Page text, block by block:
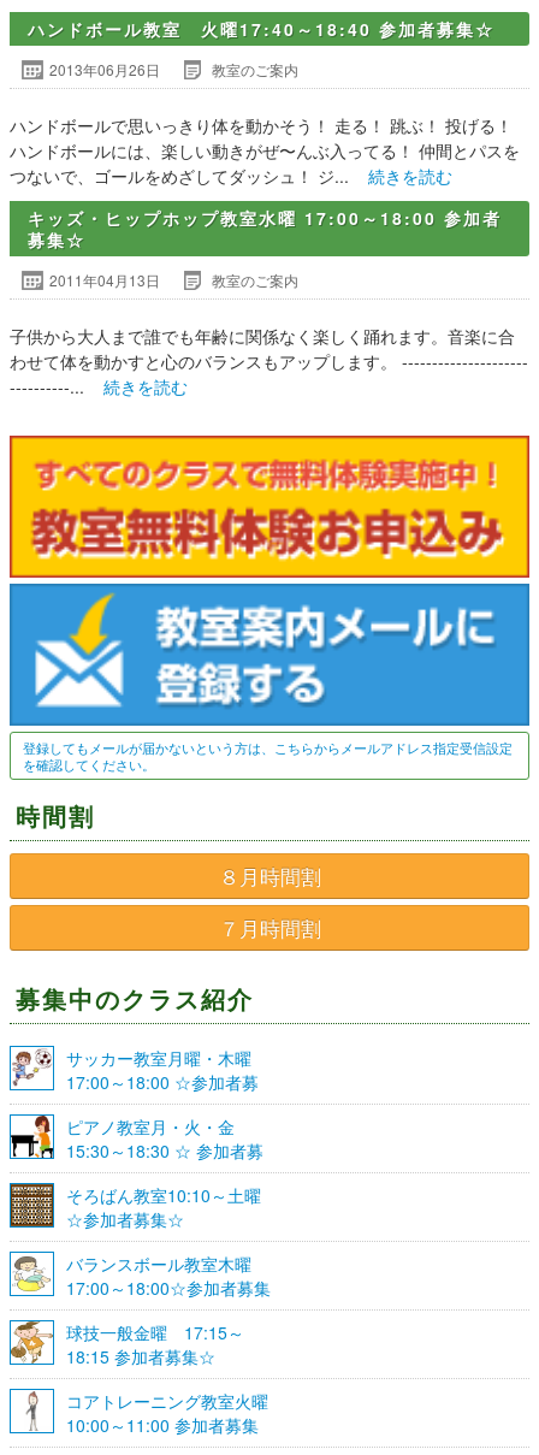
ハンドボール教室 火曜17:40～18:40 参加者募集☆
2013年06月26日 教室のご案内
ハンドボールで思いっきり体を動かそう！ 走る！ 跳ぶ！ 投げる！
ハンドボールには、楽しい動きがぜ〜んぶ入ってる！ 仲間とパスを
つないで、ゴールをめざしてダッシュ！ ジ... 続きを読む
キッズ・ヒップホップ教室水曜 17:00～18:00 参加者
募集☆
2011年04月13日 教室のご案内
子供から大人まで誰でも年齢に関係なく楽しく踊れます。音楽に合
わせて体を動かすと心のバランスもアップします。 ---------------------
----------... 続きを読む
登録してもメールが届かないという方は、こちらからメールアドレス指定受信設定
を確認してください。
時間割
８月時間割
７月時間割
募集中のクラス紹介
サッカー教室月曜・木曜
17:00～18:00 ☆参加者募
集☆
ピアノ教室月・火・金
15:30～18:30 ☆ 参加者募
集☆
そろばん教室10:10～土曜
☆参加者募集☆
バランスボール教室木曜
17:00～18:00☆参加者募集
☆
球技一般金曜 17:15～
18:15 参加者募集☆
コアトレーニング教室火曜
10:00～11:00 参加者募集